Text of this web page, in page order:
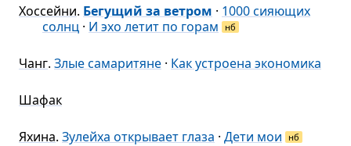
Хоссейни. Бегущий за ветром · 1000 сияющих
солнц · И эхо летит по горам нб
Чанг. Злые самаритяне · Как устроена экономика
Шафак
Яхина. Зулейха открывает глаза · Дети мои нб